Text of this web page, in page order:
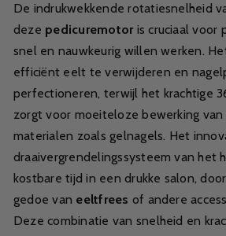
De indrukwekkende rotatiesnelheid
deze pedicuremotoris cruciaal voor
snel en nauwkeurig willen werken.
efficiënt eelt te verwijderen en
perfectioneren, terwijl het krachtige
zorgt voor moeiteloze bewerking van
materialen zoals gelnagels. Het
draaivergrendelingssysteem van het
kostbare tijd in een drukke salon,
gedoe van eeltfrees of andere
Deze combinatie van snelheid en